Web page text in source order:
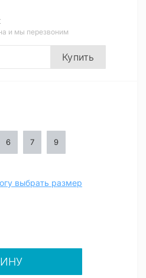
и мы перезвоним
Купить
6 7 9
выбрать размер